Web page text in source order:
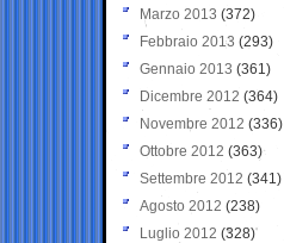
Marzo 2013 (372)
Febbraio 2013 (293)
Gennaio 2013 (361)
Dicembre 2012 (364)
Novembre 2012 (336)
Ottobre 2012 (363)
Settembre 2012 (341)
Agosto 2012 (238)
Luglio 2012 (328)